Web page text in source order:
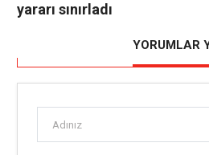
yararı sınırladı
YORUMLAR